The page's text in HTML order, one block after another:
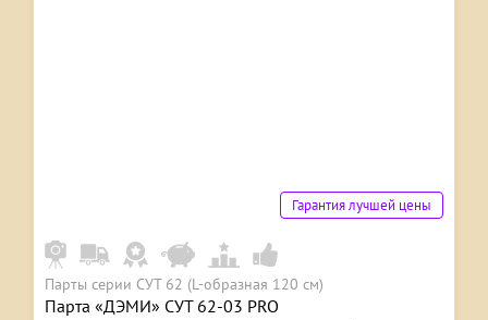
Гарантия лучшей цены
Парты серии СУТ 62 (L-образная 120 см)
Парта «ДЭМИ» СУТ 62-03 PRO